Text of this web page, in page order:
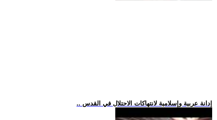
.. إدانة عربية وإسلامية لانتهاكات الاحتلال في القدس